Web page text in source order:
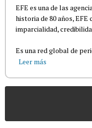
EFE es una de las
historia de 80 años, EFE
imparcialidad,
Es una red global de
Leer más